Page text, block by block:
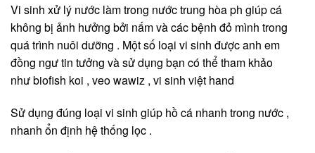
Vi sinh xử lý nước làm trong nước trung hòa ph giúp cá
không bị ảnh hưởng bởi nấm và các bệnh đỏ mình trong
quá trình nuôi dưỡng . Một số loại vi sinh được anh em
đồng ngư tin tưởng và sử dụng bạn có thể tham khảo
như biofish koi , veo wawiz , vi sinh việt hand
Sử dụng đúng loại vi sinh giúp hồ cá nhanh trong nước ,
nhanh ổn định hệ thống lọc .